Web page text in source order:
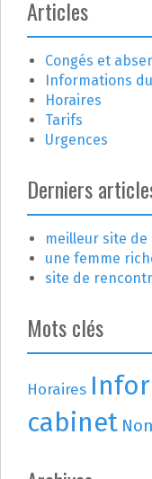
c
l
e
Articles
Congés et
Informations
Horaires
Tarifs
Urgences
Derniers
meilleur site
une femme
site de
Mots clés
Horaires
cabinet